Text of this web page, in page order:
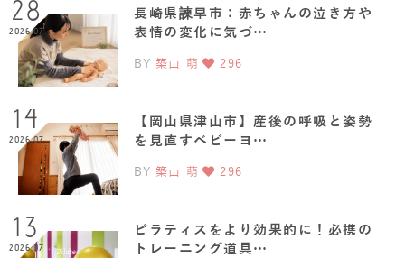
28
2026.07
長崎県諫早市：赤ちゃんの泣き方や
表情の変化に気づ…
BY 築山 萌 296
14
2026.07
【岡山県津山市】産後の呼吸と姿勢
を見直すベビーヨ…
BY 築山 萌 296
13
2026.07
ピラティスをより効果的に！必携の
トレーニング道具…